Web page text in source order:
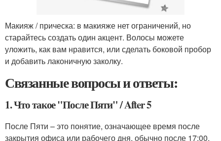
Макияж / прическа: в макияже нет ограничений, но
старайтесь создать один акцент. Волосы можете
уложить, как вам нравится, или сделать боковой пробор
и добавить лаконичную заколку.
Связанные вопросы и ответы:
1. Что такое "После Пяти" / After 5
После Пяти – это понятие, означающее время после
закрытия офиса или рабочего дня, обычно после 17:00.